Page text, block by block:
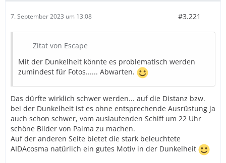
7. September 2023 um 13:08 #3.221
Zitat von Escape
Mit der Dunkelheit könnte es problematisch werden
zumindest für Fotos...... Abwarten.
Das dürfte wirklich schwer werden... auf die Distanz bzw.
bei der Dunkelheit ist es ohne entsprechende Ausrüstung ja
auch schon schwer, vom auslaufenden Schiff um 22 Uhr
schöne Bilder von Palma zu machen.
Auf der anderen Seite bietet die stark beleuchtete
AIDAcosma natürlich ein gutes Motiv in der Dunkelheit